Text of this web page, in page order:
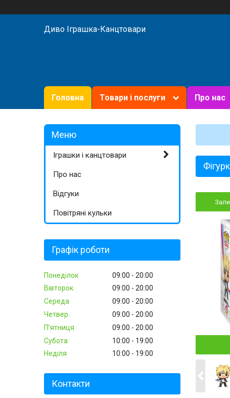
Диво Іграшка-Канцтовари
Головна Товари і послуги Про нас
Іграшки і канцтовари
Про нас
Відгуки
Повітряні кульки
Графік роботи
Понеділок 09:00
20:00
Вівторок
09:00
20:00
Середа
09:00
20:00
Четвер
09:00
20:00
Пʼятниця
09:00
20:00
Субота
10:00
19:00
Неділя
10:00 19:00
Контакти